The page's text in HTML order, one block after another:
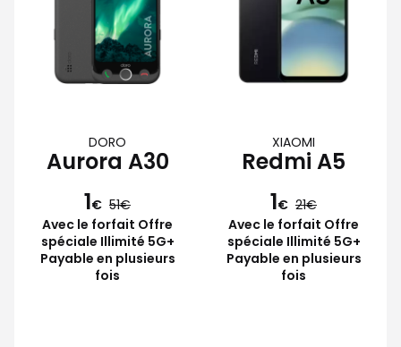
DORO
Aurora A30
1€ 51
Avec le forfait Offre
spéciale Illimité 5G+
Payable en plusieurs
fois
XIAOMI
Redmi A5
1€ 21
Avec le forfait Offre
spéciale Illimité 5G+
Payable en plusieurs
fois